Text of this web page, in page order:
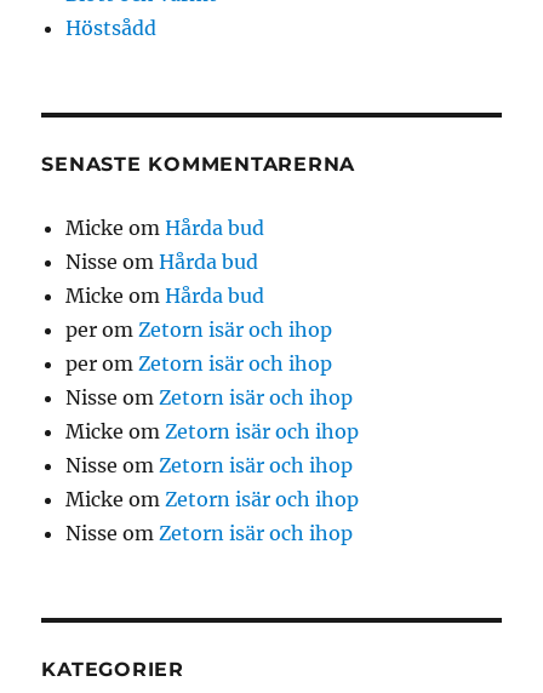
Höstsådd
SENASTE KOMMENTARERNA
Micke omHårda bud
Nisse omHårda bud
Micke omHårda bud
per omZetorn isär och ihop
per omZetorn isär och ihop
Nisse omZetorn isär och ihop
Micke omZetorn isär och ihop
Nisse omZetorn isär och ihop
Micke omZetorn isär och ihop
Nisse omZetorn isär och ihop
KATEGORIER